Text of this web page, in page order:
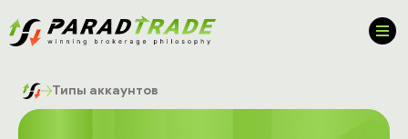
Типы аккаунтов